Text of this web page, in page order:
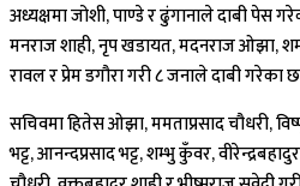
अध्यक्षमा जोशी, पाण्डे र ढुंगानाले दाबी पेस
मनराज शाही, नृप खडायत, मदनराज ओझा,
रावल र प्रेम डगौरा गरी ८ जनाले दाबी गरेका
सचिवमा हितेस ओझा, ममताप्रसाद चौधरी,
भट्ट, आनन्दप्रसाद भट्ट, शम्भु कुँवर,